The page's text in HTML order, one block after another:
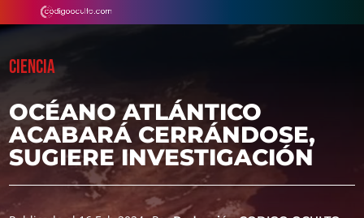
CIENCIA
OCÉANO ATLÁNTICO
ACABARÁ CERRÁNDOSE,
SUGIERE INVESTIGACIÓN